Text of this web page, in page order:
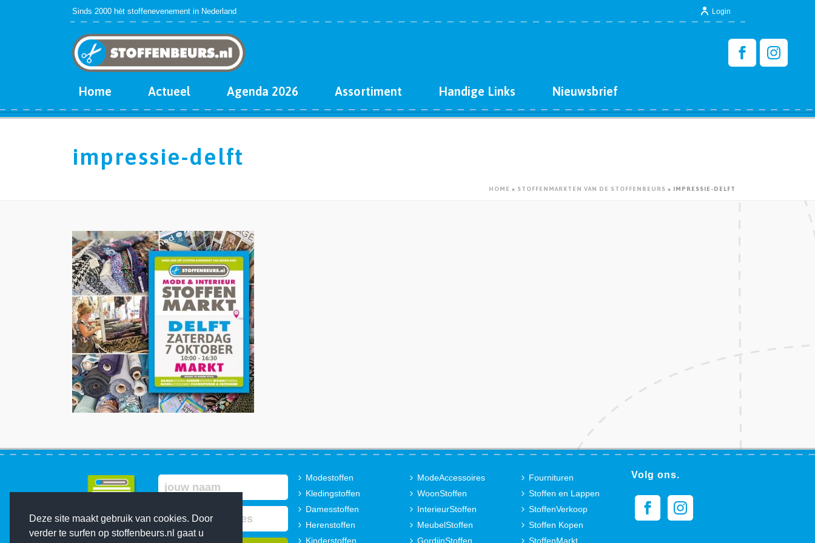
Deze site maakt gebruik van cookies. Door
verder te surfen op stoffenbeurs.nl gaat u
Sinds 2000 hèt stoffenevenement in Nederland Login
Home Actueel Agenda 2026 Assortiment Handige Links Nieuwsbrief
impressie-delft
HOME » STOFFENMARKTEN VAN DE STOFFENBEURS » IMPRESSIE-DELFT
Modestoffen
Kledingstoffen
Damesstoffen
Herenstoffen
Kinderstoffen
ModeAccessoires
WoonStoffen
InterieurStoffen
MeubelStoffen
GordijnStoffen
Fournituren
Stoffen en Lappen
StoffenVerkoop
Stoffen Kopen
StoffenMarkt
Volg ons.